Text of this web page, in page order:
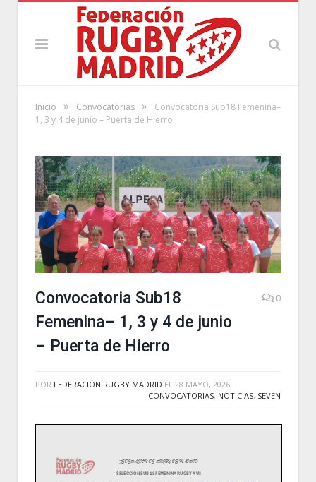
Inicio » Convocatorias »
Convocatoria Sub18 Femenina–
1, 3 y 4 de junio – Puerta de Hierro
Convocatoria Sub18
Femenina– 1, 3 y 4 de junio
– Puerta de Hierro
0
POR FEDERACIÓN RUGBY MADRID EL 28 MAYO, 2026
CONVOCATORIAS, NOTICIAS, SEVEN